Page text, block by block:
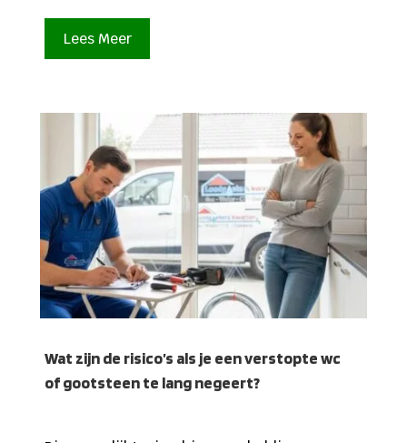
Lees Meer
Wat zijn de risico’s als je een verstopte wc
of gootsteen te lang negeert?